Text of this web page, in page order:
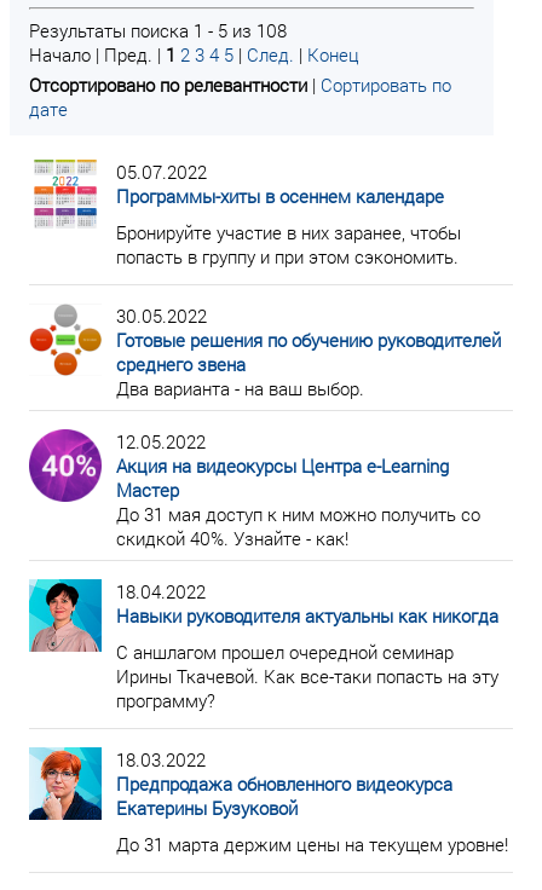
Результаты поиска 1 - 5 из 108
Начало | Пред. | 1 2 3 4 5 | След. | Конец
Отсортировано по релевантности | Сортировать по
дате
05.07.2022
Программы-хиты в осеннем календаре
Бронируйте участие в них заранее, чтобы
попасть в группу и при этом сэкономить.
30.05.2022
Готовые решения по обучению руководителей
среднего звена
Два варианта - на ваш выбор.
12.05.2022
Акция на видеокурсы Центра e-Learning
Мастер
До 31 мая доступ к ним можно получить со
скидкой 40%. Узнайте - как!
18.04.2022
Навыки руководителя актуальны как никогда
С аншлагом прошел очередной семинар
Ирины Ткачевой. Как все-таки попасть на эту
программу?
18.03.2022
Предпродажа обновленного видеокурса
Екатерины Бузуковой
До 31 марта держим цены на текущем уровне!